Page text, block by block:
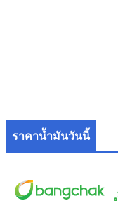
ราคาน้ำมันวันนี้